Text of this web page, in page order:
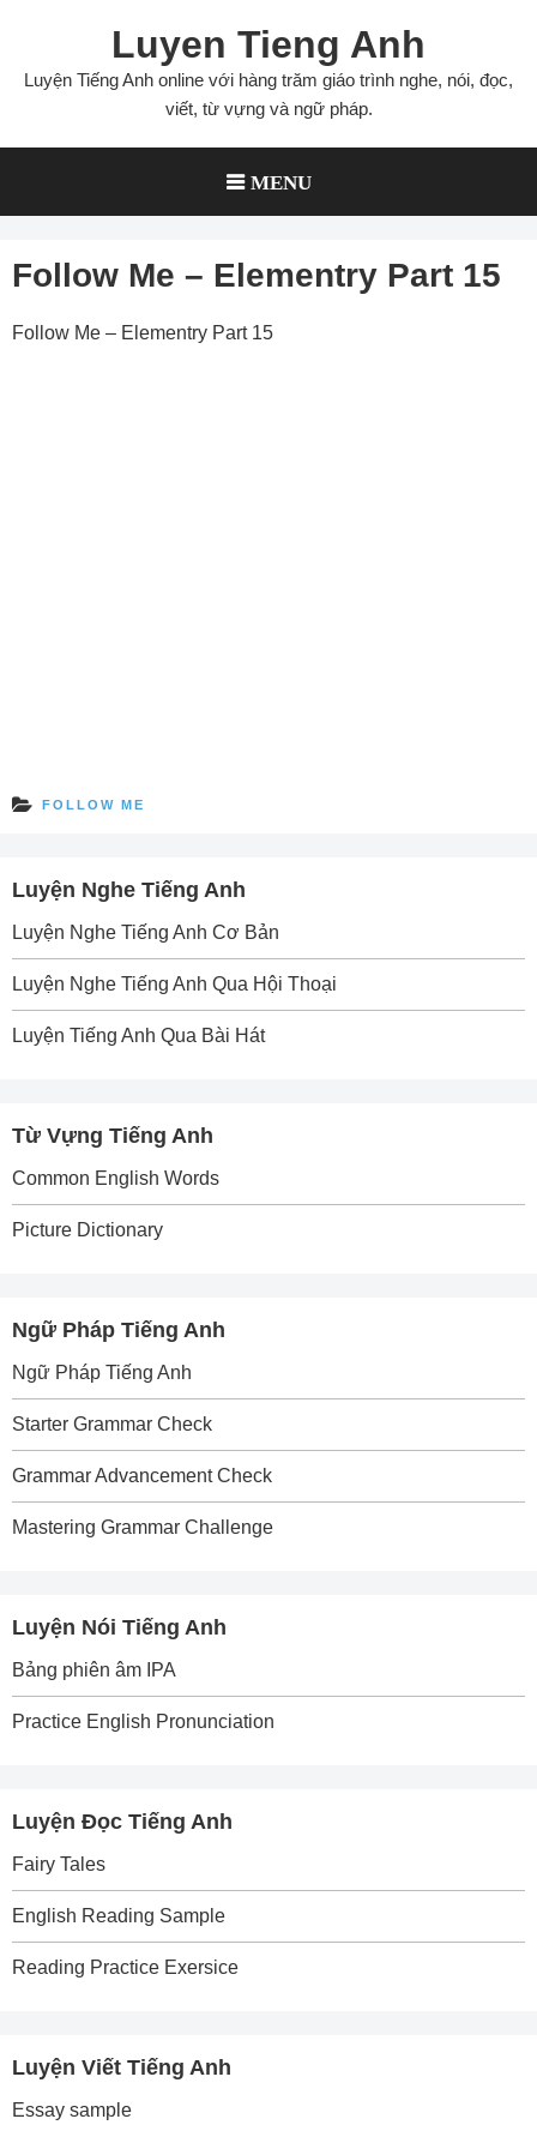
content
Luyen Tieng Anh
Luyện Tiếng Anh online với hàng trăm giáo trình nghe, nói, đọc,
viết, từ vựng và ngữ pháp.
MENU
Follow Me – Elementry Part 15
Follow Me – Elementry Part 15
FOLLOW ME
Luyện Nghe Tiếng Anh
Luyện Nghe Tiếng Anh Cơ Bản
Luyện Nghe Tiếng Anh Qua Hội Thoại
Luyện Tiếng Anh Qua Bài Hát
Từ Vựng Tiếng Anh
Common English Words
Picture Dictionary
Ngữ Pháp Tiếng Anh
Ngữ Pháp Tiếng Anh
Starter Grammar Check
Grammar Advancement Check
Mastering Grammar Challenge
Luyện Nói Tiếng Anh
Bảng phiên âm IPA
Practice English Pronunciation
Luyện Đọc Tiếng Anh
Fairy Tales
English Reading Sample
Reading Practice Exersice
Luyện Viết Tiếng Anh
Essay sample